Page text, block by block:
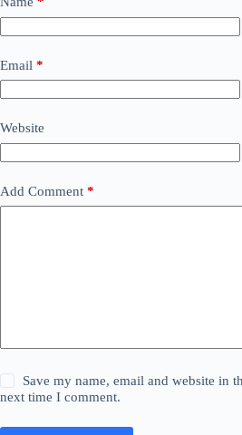
Email *
Website
Add Comment *
Save my name, email and website in
next time I comment.